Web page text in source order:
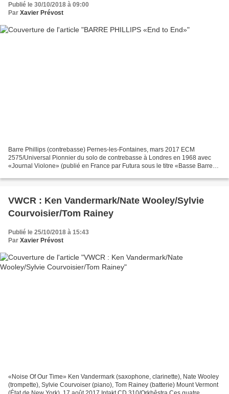
Publié le 30/10/2018 à 09:00
Par Xavier Prévost
Barre Phillips (contrebasse) Pernes-les-Fontaines, mars 2017 ECM
2575/Universal Pionnier du solo de contrebasse à Londres en 1968 avec
«Journal Violone» (publié en France par Futura sous le titre «Basse Barre»),
VWCR : Ken Vandermark/Nate Wooley/Sylvie
Courvoisier/Tom Rainey
Publié le 25/10/2018 à 15:43
Par Xavier Prévost
«Noise Of Our Time» Ken Vandermark (saxophone, clarinette), Nate Wooley
(trompette), Sylvie Courvoiser (piano), Tom Rainey (batterie) Mount Vermont